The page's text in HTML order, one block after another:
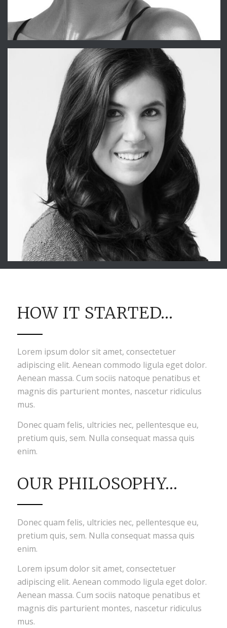
HOW IT STARTED…
Lorem ipsum dolor sit amet, consectetuer
adipiscing elit. Aenean commodo ligula eget dolor.
Aenean massa. Cum sociis natoque penatibus et
magnis dis parturient montes, nascetur ridiculus
mus.
Donec quam felis, ultricies nec, pellentesque eu,
pretium quis, sem. Nulla consequat massa quis
enim.
OUR PHILOSOPHY…
Donec quam felis, ultricies nec, pellentesque eu,
pretium quis, sem. Nulla consequat massa quis
enim.
Lorem ipsum dolor sit amet, consectetuer
adipiscing elit. Aenean commodo ligula eget dolor.
Aenean massa. Cum sociis natoque penatibus et
magnis dis parturient montes, nascetur ridiculus
mus.